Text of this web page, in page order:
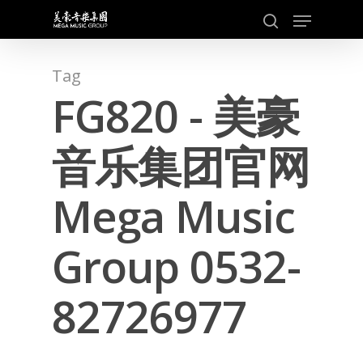
search
Menu
Tag
FG820 - 美豪
音乐集团官网
Mega Music
Group 0532-
82726977